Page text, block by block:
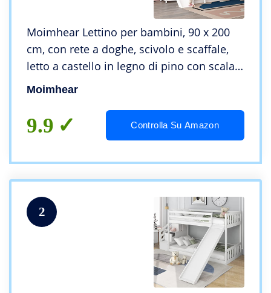
Moimhear Lettino per bambini, 90 x 200
cm, con rete a doghe, scivolo e scaffale,
letto a castello in legno di pino con scala e
protezione dalle cadute (bianco)
Moimhear
9.9 Controlla Su Amazon
2